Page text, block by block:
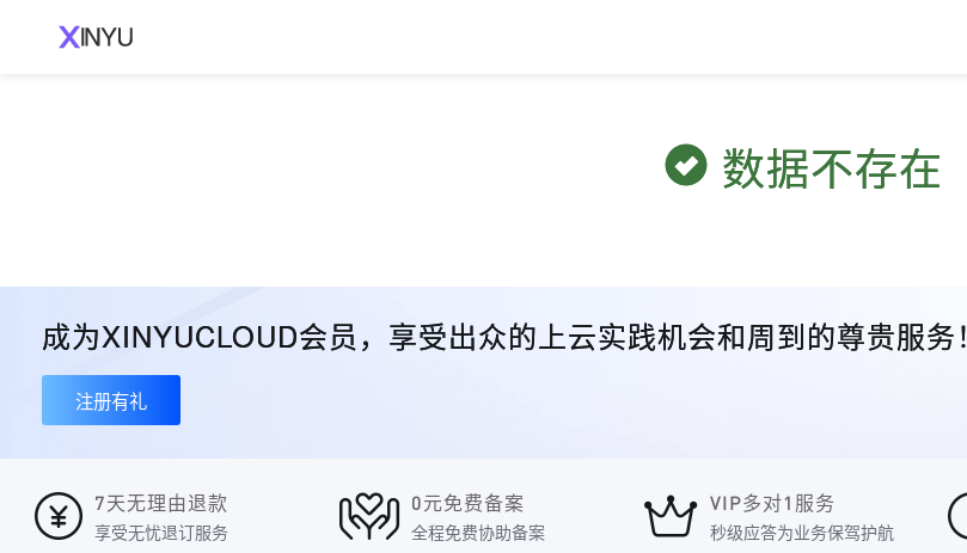
数据不存在
成为XINYUCLOUD会员，享受出众的上云实践机会和周到的尊贵服务！
注册有礼
7天无理由退款
享受无忧退订服务
0元免费备案
全程免费协助备案
VIP多对1服务
秒级应答为业务保驾护航